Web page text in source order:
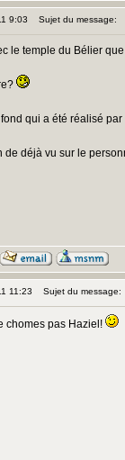
9:03 Sujet du message:
le temple du Bélier
qui a été réalisé
de déjà vu sur le
11:23 Sujet du message:
chomes pas Haziel!